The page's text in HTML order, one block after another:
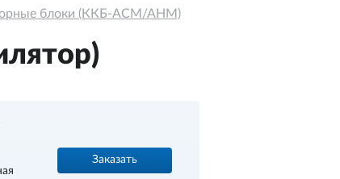
блоки (ККБ-АСМ/АНМ)
Заказать